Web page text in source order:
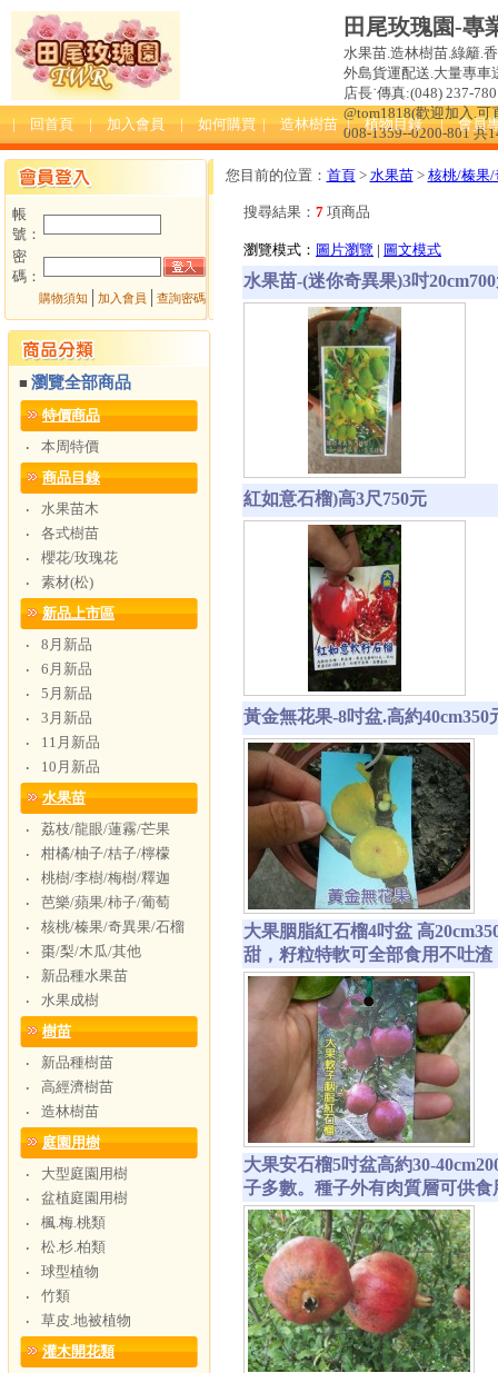
田尾玫瑰園-專
水果苗.造林樹苗.綠籬.
外島貨運配送.大量專車
店長˙傳真:(048) 237-
@tom1818(歡迎加入.
008-1359--0200-801 共
| 回首頁 | 加入會員 | 如何購買 | 造林樹苗 | 植物目錄 | 會員
帳
號：
密
碼：
購物須知 加入會員 查詢密碼
■ 瀏覽全部商品
特價商品
‧
本周特價
商品目錄
‧
水果苗木
‧
各式樹苗
‧
櫻花/玫瑰花
‧
素材(松)
新品上市區
‧
8月新品
‧
6月新品
‧
5月新品
‧
3月新品
‧
11月新品
‧
10月新品
水果苗
‧
荔枝/龍眼/蓮霧/芒果
‧
柑橘/柚子/桔子/檸檬
‧
桃樹/李樹/梅樹/釋迦
‧
芭樂/蘋果/柿子/葡萄
‧
核桃/榛果/奇異果/石榴
‧
棗/梨/木瓜/其他
‧
新品種水果苗
‧
水果成樹
樹苗
‧
新品種樹苗
‧
高經濟樹苗
‧
造林樹苗
庭園用樹
‧
大型庭園用樹
‧
盆植庭園用樹
‧
楓.梅.桃類
‧
松.杉.柏類
‧
球型植物
‧
竹類
‧
草皮.地被植物
灌木開花類
您目前的位置： 首頁> 水果苗> 核桃/榛果
搜尋結果： 7 項商品
瀏覽模式： 圖片瀏覽 | 圖文模式
水果苗-(迷你奇異果)3吋
紅如意石榴)高3尺750元
黃金無花果-8吋盆.高約40cm350
大果胭脂紅石榴4吋盆 高
甜，籽粒特軟可全部食用不吐
大果安石榴5吋盆高約30-
子多數。種子外有肉質層可供食